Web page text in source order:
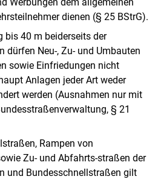
dienen (§ 25 BStrG).
bis 40 m beiderseits der
dürfen Neu-, Zu- und Umbauten
sowie Einfriedungen nicht
Anlagen jeder Art weder
werden (Ausnahmen nur mit
§ 21
Rampen von
Zu- und Abfahrts-straßen der
und Bundesschnellstraßen gilt